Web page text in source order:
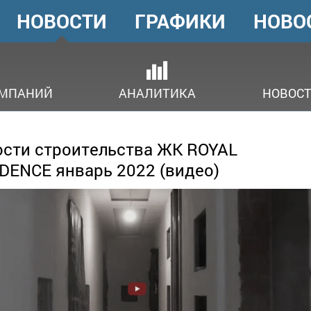
ГОЛОВНЕ
МЕНЮ
НОВОСТИ
АНАЛИТИКА
ГРАФИКИ
строительства ЖК ROYAL
январь 2022 (видео)